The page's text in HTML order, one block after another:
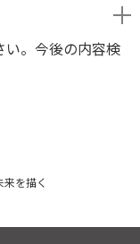
い。今後の内容検
を描く